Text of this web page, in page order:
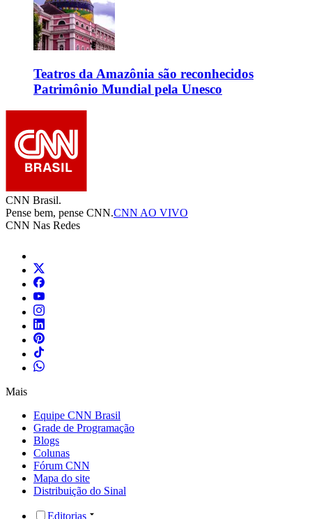
Teatros da Amazônia são reconhecidos
Patrimônio Mundial pela Unesco
CNN Brasil.
Pense bem, pense CNN.CNN AO VIVO
CNN Nas Redes
Mais
Equipe CNN Brasil
Grade de Programação
Blogs
Colunas
Fórum CNN
Mapa do site
Distribuição do Sinal
Editorias